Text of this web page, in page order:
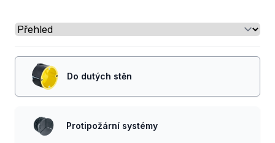
Select a tab
Do dutých stěn
Protipožární systémy